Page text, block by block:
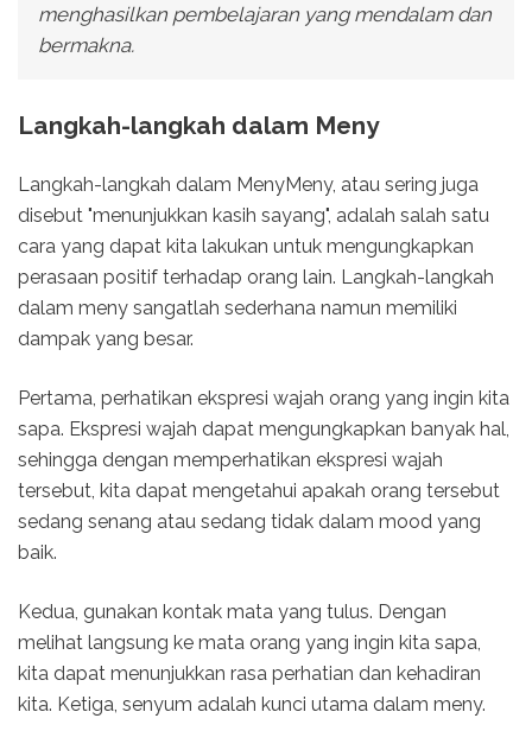
menghasilkan pembelajaran yang mendalam dan
bermakna.
Langkah-langkah dalam Meny
Langkah-langkah dalam MenyMeny, atau sering juga
disebut "menunjukkan kasih sayang", adalah salah satu
cara yang dapat kita lakukan untuk mengungkapkan
perasaan positif terhadap orang lain. Langkah-langkah
dalam meny sangatlah sederhana namun memiliki
dampak yang besar.
Pertama, perhatikan ekspresi wajah orang yang ingin kita
sapa. Ekspresi wajah dapat mengungkapkan banyak hal,
sehingga dengan memperhatikan ekspresi wajah
tersebut, kita dapat mengetahui apakah orang tersebut
sedang senang atau sedang tidak dalam mood yang
baik.
Kedua, gunakan kontak mata yang tulus. Dengan
melihat langsung ke mata orang yang ingin kita sapa,
kita dapat menunjukkan rasa perhatian dan kehadiran
kita. Ketiga, senyum adalah kunci utama dalam meny.